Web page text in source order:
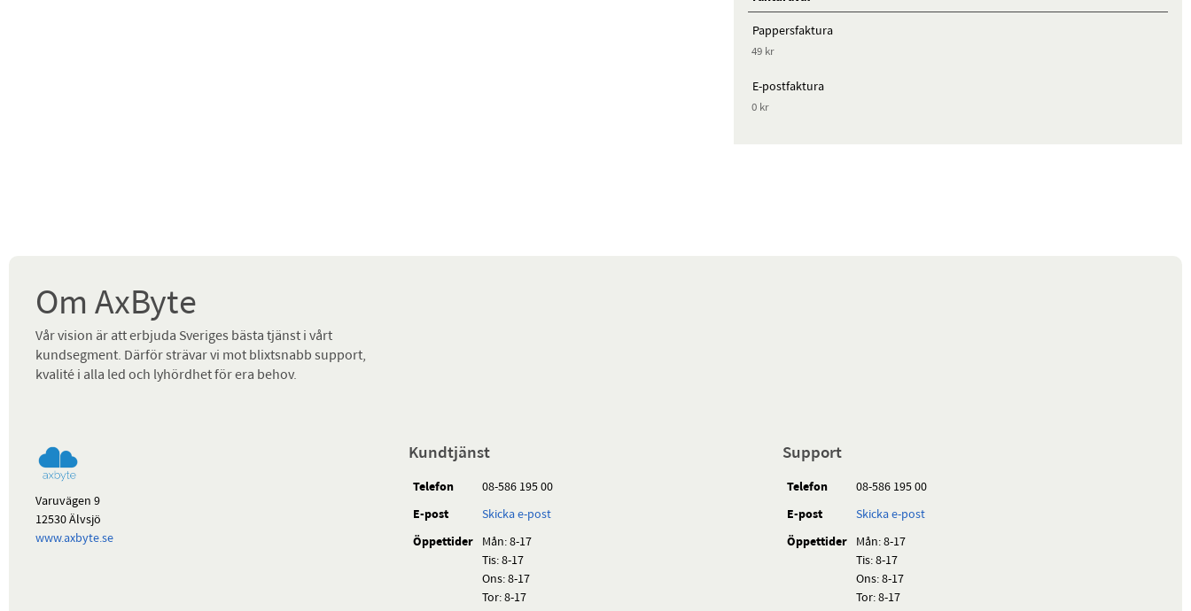
Pappersfaktura
49 kr
E-postfaktura
0 kr
Om AxByte
Vår vision är att erbjuda Sveriges bästa tjänst i vårt
kundsegment. Därför strävar vi mot blixtsnabb support,
kvalité i alla led och lyhördhet för era behov.
Varuvägen 9
12530 Älvsjö
www.axbyte.se
Kundtjänst
Telefon 08-586 195 00
E-post Skicka e-post
Öppettider
Mån: 8-17
Tis: 8-17
Ons: 8-17
Tor: 8-17
Support
Telefon 08-586 195 00
E-post Skicka e-post
Öppettider
Mån: 8-17
Tis: 8-17
Ons: 8-17
Tor: 8-17